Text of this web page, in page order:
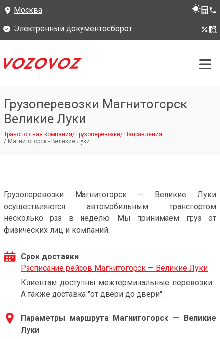
Москва
Электронный документооборот
Грузоперевозки Магнитогорск —
Великие Луки
Транспортная компания/ Грузоперевозки/ Направления
/ Магнитогорск - Великие Луки
Грузоперевозки Магнитогорск — Великие Луки
осуществляются автомобильным транспортом
несколько раз в неделю. Мы принимаем груз от
физических лиц и компаний.
Срок доставки
Расписание рейсов Магнитогорск — Великие Луки
Клиентам доступны межтерминальные перевозки .
А также доставка "от двери до двери".
Параметры маршрута Магнитогорск — Великие
Луки